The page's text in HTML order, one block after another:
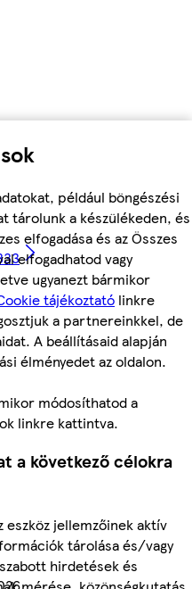
például böngészési
tárolunk a készülékeden, és
elfogadása és az Összes
elfogadhatod vagy
ugyanezt bármikor
tájékoztató linkre
a partnereinkkel, de
A beállításaid alapján
élményedet az oldalon.
módosíthatod a
linkre kattintva.
a következő célokra
eszköz jellemzőinek aktív
tárolása és/vagy
hirdetések és